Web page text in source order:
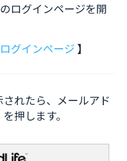
ログインページを開
グインページ】
れたら、メールアド
押します。